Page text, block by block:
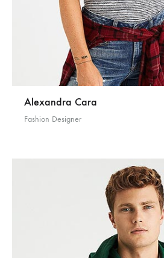
Alexandra Cara
Fashion Designer